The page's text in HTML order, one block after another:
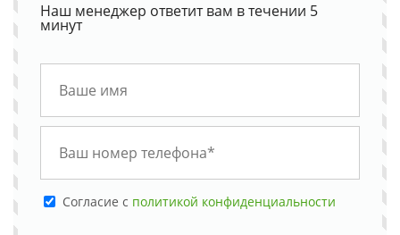
Наш менеджер ответит вам в течении 5
минут
Cогласие с политикой конфиденциальности